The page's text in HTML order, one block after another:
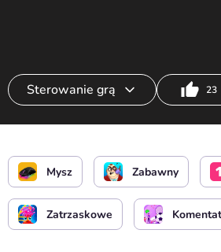
Sterowanie grą 23
Strzelaj z pistoletu lub
Mysz Zabawny
Zatrzaskowe